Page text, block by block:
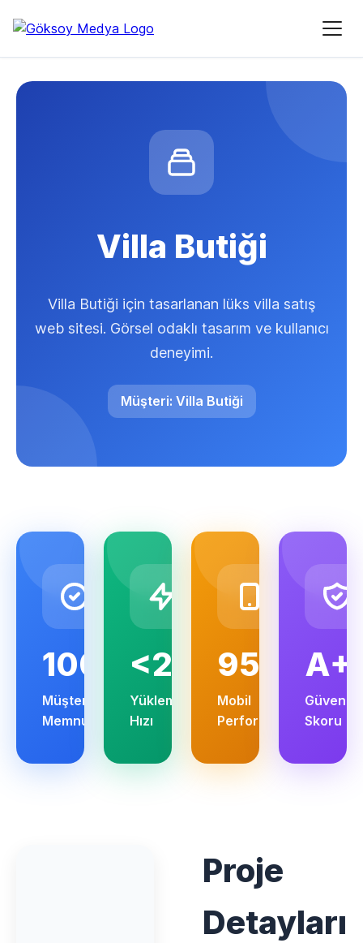
Villa Butiği
Villa Butiği için tasarlanan lüks villa satış
web sitesi. Görsel odaklı tasarım ve kullanıcı
deneyimi.
Müşteri: Villa Butiği
100%
Müşteri
Memnuniyeti
<2s
Yükleme
Hızı
95+
Mobil
Performans
A+
Güvenlik
Skoru
Proje
Detayları